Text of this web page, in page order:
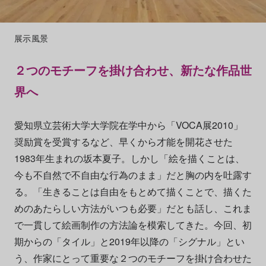
展示風景
２つのモチーフを掛け合わせ、新たな作品世
界へ
愛知県立芸術大学大学院在学中から「VOCA展2010」
奨励賞を受賞するなど、早くから才能を開花させた
1983年生まれの坂本夏子。しかし「絵を描くことは、
今も不自然で不自由な行為のまま」だと胸の内を吐露す
る。「生きることは自由をもとめて描くことで、描くた
めのあたらしい方法がいつも必要」だとも話し、これま
で一貫して絵画制作の方法論を模索してきた。今回、初
期からの「タイル」と2019年以降の「シグナル」とい
う、作家にとって重要な２つのモチーフを掛け合わせた